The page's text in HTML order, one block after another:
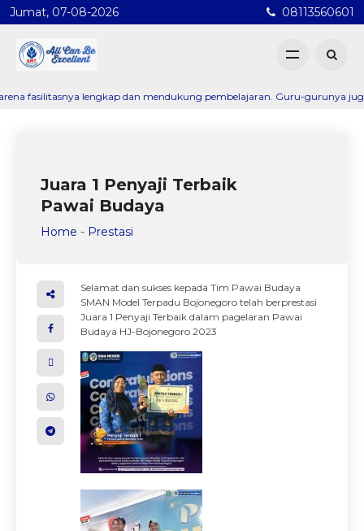
Jumat, 07-08-2026 08113560601
lengkap dan mendukung pembelajaran. Guru-gurunya juga
Juara 1 Penyaji Terbaik
Pawai Budaya
Home - Prestasi
Selamat dan sukses kepada Tim Pawai Budaya
SMAN Model Terpadu Bojonegoro telah berprestasi
Juara 1 Penyaji Terbaik dalam pagelaran Pawai
Budaya HJ-Bojonegoro 2023